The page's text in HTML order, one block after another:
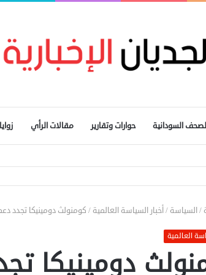
السودانية حوارات وتقارير مقالات الرأي
/السياسة /أخبار السياسة العالمية / كومنولث دومينيكا تجدد
العالمية
دومينيكا